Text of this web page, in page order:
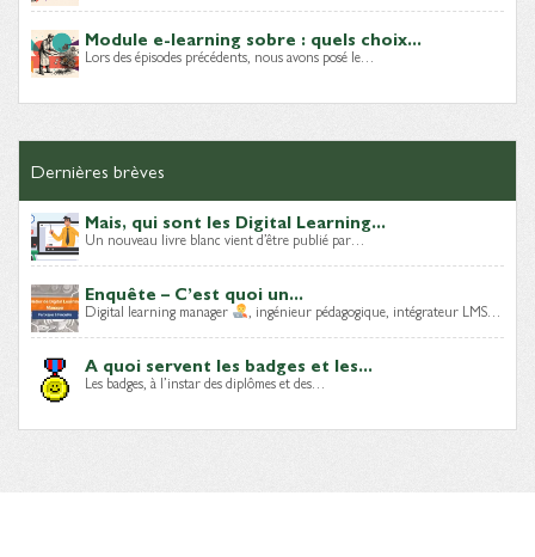
Module e-learning sobre : quels choix...
Lors des épisodes précédents, nous avons posé le…
Dernières brèves
Mais, qui sont les Digital Learning...
Un nouveau livre blanc vient d’être publié par…
Enquête – C’est quoi un...
Digital learning manager , ingénieur pédagogique, intégrateur LMS…
A quoi servent les badges et les...
Les badges, à l’instar des diplômes et des…